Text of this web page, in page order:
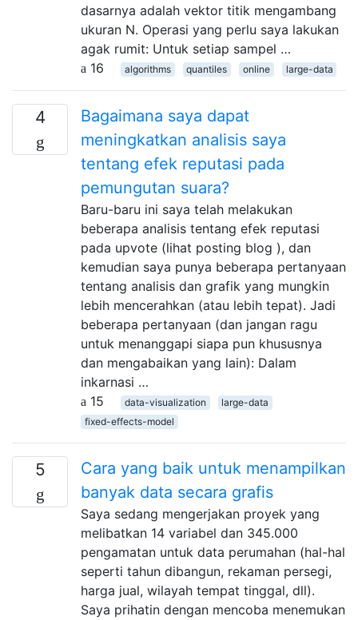
dasarnya adalah vektor titik mengambang
ukuran N. Operasi yang perlu saya lakukan
agak rumit: Untuk setiap sampel …
16
algorithms quantiles online large-data
4
Bagaimana saya dapat
meningkatkan analisis saya
tentang efek reputasi pada
pemungutan suara?
Baru-baru ini saya telah melakukan
beberapa analisis tentang efek reputasi
pada upvote (lihat posting blog ), dan
kemudian saya punya beberapa pertanyaan
tentang analisis dan grafik yang mungkin
lebih mencerahkan (atau lebih tepat). Jadi
beberapa pertanyaan (dan jangan ragu
untuk menanggapi siapa pun khususnya
dan mengabaikan yang lain): Dalam
inkarnasi …
15
data-visualization
large-data
fixed-effects-model
5
Cara yang baik untuk menampilkan
banyak data secara grafis
Saya sedang mengerjakan proyek yang
melibatkan 14 variabel dan 345.000
pengamatan untuk data perumahan (hal-hal
seperti tahun dibangun, rekaman persegi,
harga jual, wilayah tempat tinggal, dll).
Saya prihatin dengan mencoba menemukan